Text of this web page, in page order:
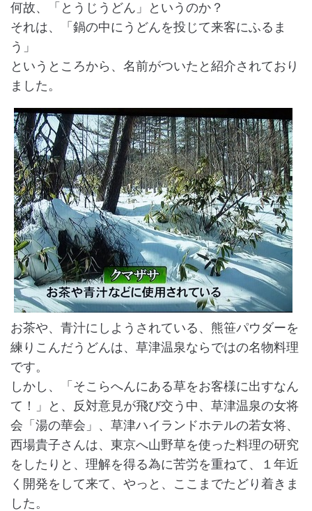
何故、「とうじうどん」というのか？
それは、「鍋の中にうどんを投じて来客にふるま
う」
というところから、名前がついたと紹介されており
ました。
お茶や、青汁にしようされている、熊笹パウダーを
練りこんだうどんは、草津温泉ならではの名物料理
です。
しかし、「そこらへんにある草をお客様に出すなん
て！」と、反対意見が飛び交う中、草津温泉の女将
会「湯の華会」、草津ハイランドホテルの若女将、
西場貴子さんは、東京へ山野草を使った料理の研究
をしたりと、理解を得る為に苦労を重ねて、１年近
く開発をして来て、やっと、ここまでたどり着きま
した。